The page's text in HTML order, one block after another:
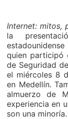
Internet: mitos,
la
quien participó
de Seguridad
el miércoles 8
en Medellín.
almuerzo de
experiencia en
son una minoría.